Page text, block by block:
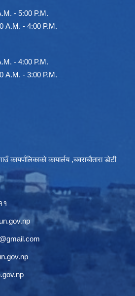
- 5:00 P.M.
- 4:00 P.M.
- 4:00 P.M.
- 3:00 P.M.
कायर्पालिकाकाे कायार्लय ,चवराचाैतारा डाेटी